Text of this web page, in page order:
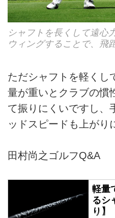
シャフトを長くして遠心
ウィングすることで、飛
ただシャフトを軽くし
量が重いとクラブの慣
て振りにくいですし、
ッドスピードも上がり
田村尚之ゴルフQ&A
軽量
るシ
り】